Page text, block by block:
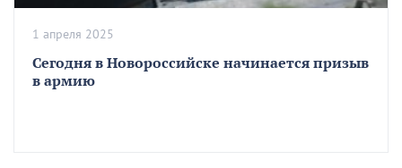
Сегодня в Новороссийске начинается призыв
в армию
1 апреля 2025